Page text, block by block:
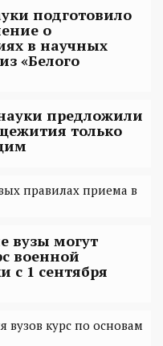
подготовило
о
в научных
«Белого
предложили
только
правилах приема в
вузы могут
военной
с 1 сентября
вузов курс по основам